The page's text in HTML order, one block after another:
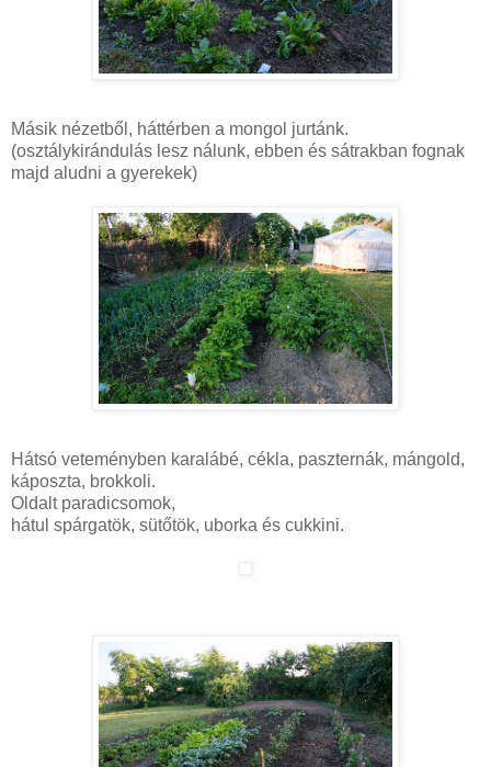
Másik nézetből, háttérben a mongol jurtánk.
(osztálykirándulás lesz nálunk, ebben és sátrakban fognak
majd aludni a gyerekek)
Hátsó veteményben karalábé, cékla, paszternák, mángold,
káposzta, brokkoli.
Oldalt paradicsomok,
hátul spárgatök, sütőtök, uborka és cukkini.